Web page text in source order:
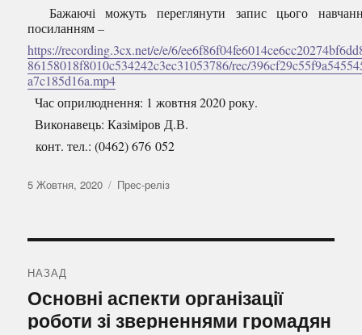
Бажаючі можуть переглянути запис цього
посиланням –
https://recording.3cx.net/e/e/6/
86158018f8010c534242c3ec31053786/rec/
a7c185d16a.mp4
Час оприлюднення: 1 жовтня 2020 року.
Виконавець: Казіміров Д.В.
конт. тел.: (0462) 676 052
Оприлюднено
5 Жовтня, 2020 Категорії
Прес-реліз
записів
НАЗАД
Попередній
запис:
Основні аспекти організації
роботи зі зверненнями громадян